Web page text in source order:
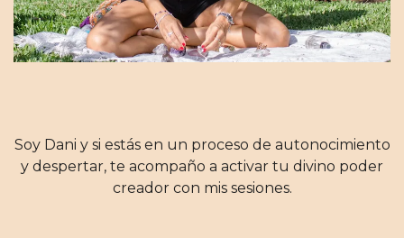
Soy Dani y si estás en un proceso de autonocimiento
y despertar, te acompaño a activar tu divino poder
creador con mis sesiones.